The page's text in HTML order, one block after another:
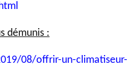
démunis :
08/offrir-un-climatiseur-